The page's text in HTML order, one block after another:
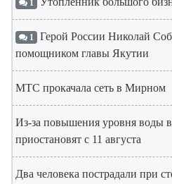
1
1 Герой России Николай
помощником главы Якутии
МТС прокачала сеть в Мирном
Из-за повышения уровня воды
приостановят с 11 августа
Два человека пострадали при